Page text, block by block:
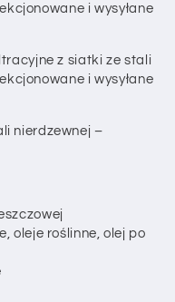
i wysyłane
z siatki ze stali
i wysyłane
nierdzewnej –
oleje roślinne, olej po